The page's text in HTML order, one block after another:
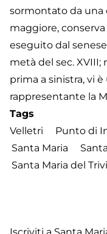
sormontato da una
maggiore, conserva
eseguito dal
metà del sec. XVIII;
prima a sinistra, vi
rappresentante la
Tags
Velletri
Punto di
Santa Maria
Santa Maria del